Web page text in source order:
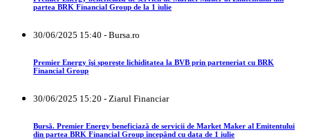
partea BRK Financial Group de la 1 iulie
30/06/2025 15:40 - Bursa.ro
Premier Energy îşi sporeşte lichiditatea la BVB prin parteneriat cu BRK
Financial Group
30/06/2025 15:20 - Ziarul Financiar
Bursă. Premier Energy beneficiază de servicii de Market Maker al Emitentului
din partea BRK Financial Group începând cu data de 1 iulie